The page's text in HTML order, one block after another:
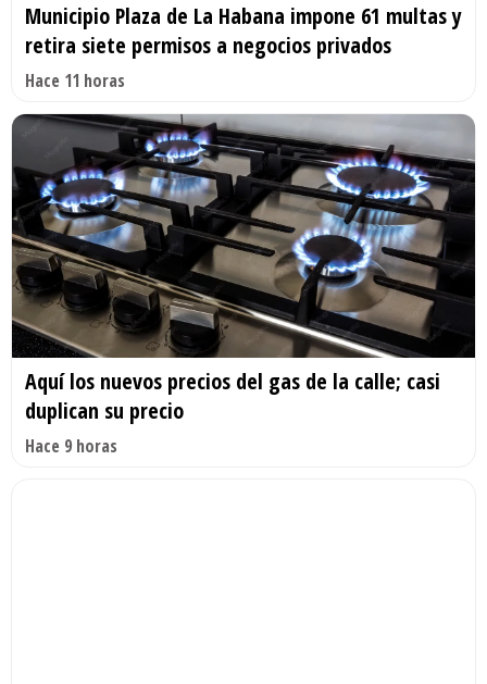
Municipio Plaza de La Habana impone 61 multas y
retira siete permisos a negocios privados
Hace 11 horas
Aquí los nuevos precios del gas de la calle; casi
duplican su precio
Hace 9 horas